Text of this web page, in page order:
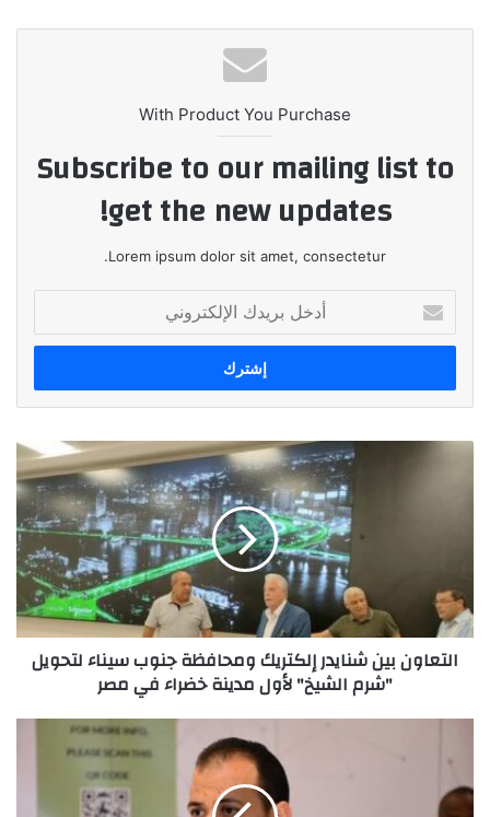
With Product You Purchase
Subscribe to our mailing list to
get the new updates!
Lorem ipsum dolor sit amet, consectetur.
بريدك
الإلكتروني
سيناء
لتحويل
"شرم
الشيخ"
التعاون بين شنايدر إلكتريك ومحافظة جنوب سيناء لتحويل
"شرم الشيخ" لأول مدينة خضراء في مصر
أسعار